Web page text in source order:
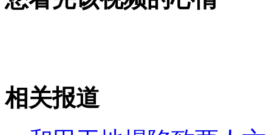
相关报道